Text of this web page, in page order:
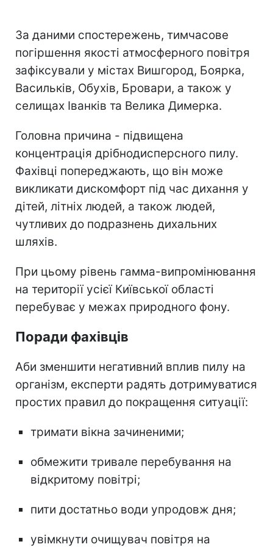
За даними спостережень, тимчасове
погіршення якості атмосферного повітря
зафіксували у містах Вишгород, Боярка,
Васильків, Обухів, Бровари, а також у
селищах Іванків та Велика Димерка.
Головна причина - підвищена
концентрація дрібнодисперсного пилу.
Фахівці попереджають, що він може
викликати дискомфорт під час дихання у
дітей, літніх людей, а також людей,
чутливих до подразнень дихальних
шляхів.
При цьому рівень гамма-випромінювання
на території усієї Київської області
перебуває у межах природного фону.
Поради фахівців
Аби зменшити негативний вплив пилу на
організм, експерти радять дотримуватися
простих правил до покращення ситуації:
тримати вікна зачиненими;
обмежити тривале перебування на
відкритому повітрі;
пити достатньо води упродовж дня;
увімкнути очищувач повітря на